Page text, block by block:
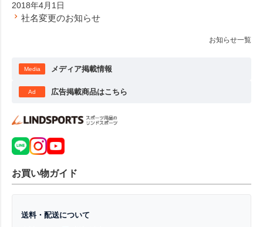
2018年4月1日
社名変更のお知らせ
お知らせ一覧
Media メディア掲載情報
Ad 広告掲載商品はこちら
お買い物ガイド
送料・配送について